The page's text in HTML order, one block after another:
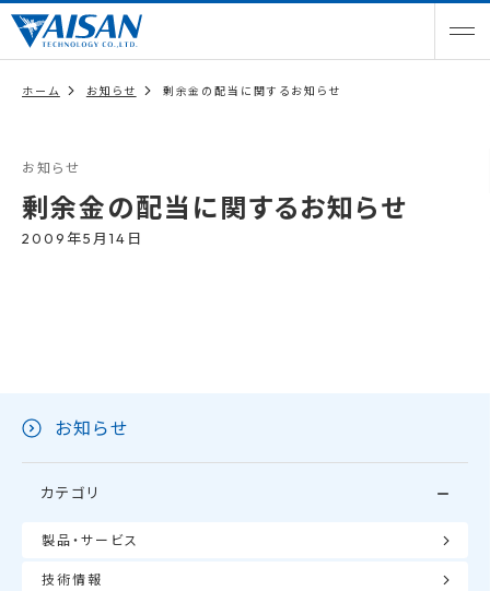
ホーム お知らせ 剰余金の配当に関するお知らせ
お知らせ
剰余金の配当に関するお知らせ
2009年5月14日
お知らせ
カテゴリ
製品・サービス
技術情報